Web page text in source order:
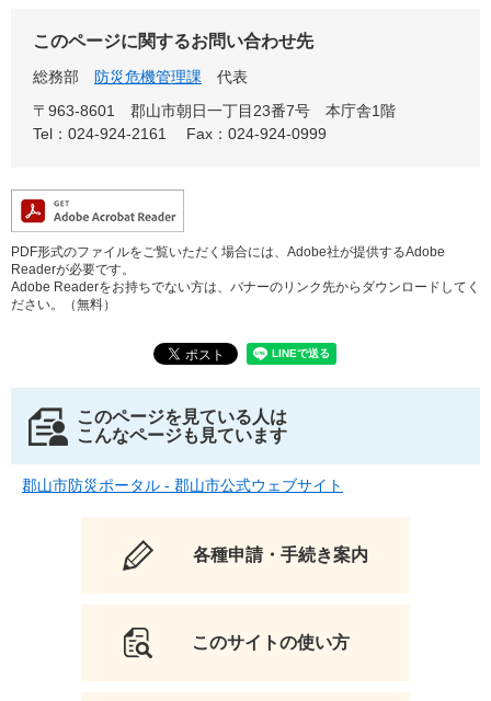
このページに関するお問い合わせ先
総務部 防災危機管理課
代表
〒963-8601
郡山市朝日一丁目23番7号 本庁舎1階
Tel：024-924-2161
Fax：024-924-0999
PDF形式のファイルをご覧いただく場合には、Adobe社が提供するAdobe
Readerが必要です。
Adobe Readerをお持ちでない方は、バナーのリンク先からダウンロードしてく
ださい。（無料）
このページを見ている人は
こんなページも見ています
郡山市防災ポータル - 郡山市公式ウェブサイト
各種申請・手続き案内
このサイトの使い方